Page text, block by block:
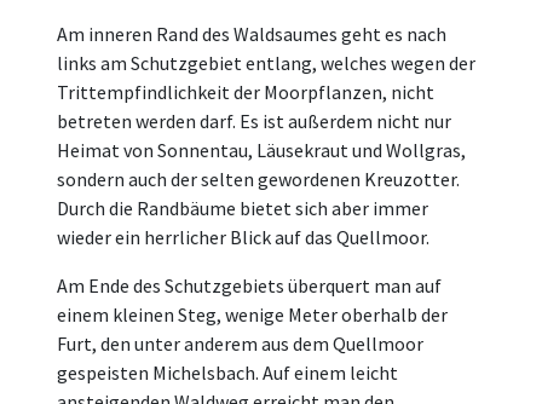
Am inneren Rand des Waldsaumes geht es nach
links am Schutzgebiet entlang, welches wegen der
Trittempfindlichkeit der Moorpflanzen, nicht
betreten werden darf. Es ist außerdem nicht nur
Heimat von Sonnentau, Läusekraut und Wollgras,
sondern auch der selten gewordenen Kreuzotter.
Durch die Randbäume bietet sich aber immer
wieder ein herrlicher Blick auf das Quellmoor.
Am Ende des Schutzgebiets überquert man auf
einem kleinen Steg, wenige Meter oberhalb der
Furt, den unter anderem aus dem Quellmoor
gespeisten Michelsbach. Auf einem leicht